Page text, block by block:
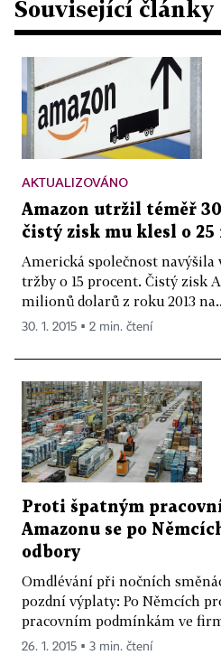
Související články
AKTUALIZOVÁNO
Amazon utržil téměř
čistý zisk mu klesl o
Americká společnost navýšila
tržby o 15 procent. Čistý zisk
milionů dolarů z roku 2013
30. 1. 2015 ▪ 2 min. čtení
Proti špatným
Amazonu se po
odbory
Omdlévání při nočních
pozdní výplaty: Po Němcích
pracovním podmínkám ve
26. 1. 2015 ▪ 3 min. čtení